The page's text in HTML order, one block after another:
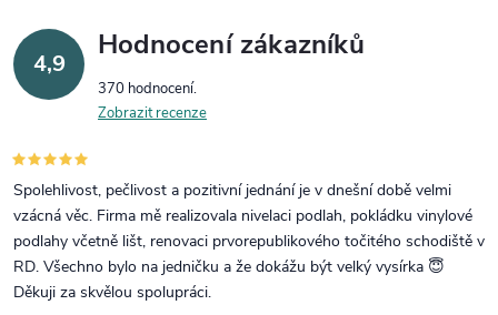
4,9
Hodnocení zákazníků
370 hodnocení
Zobrazit recenze
Spolehlivost, pečlivost a pozitivní jednání je v dnešní době velmi
vzácná věc. Firma mě realizovala nivelaci podlah, pokládku vinylové
podlahy včetně lišt, renovaci prvorepublikového točitého schodiště v
RD. Všechno bylo na jedničku a že dokážu být velký vysírka 😇
Děkuji za skvělou spolupráci.